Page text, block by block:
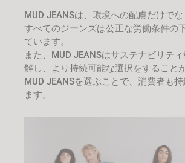
MUD JEANSは、環境への配慮だけで
すべてのジーンズは公正な労働条件の
ています。
また、MUD JEANSはサステナビリテ
解し、より持続可能な選択をすること
MUD JEANSを選ぶことで、消費者も
ます。